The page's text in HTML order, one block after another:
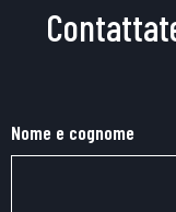
Nome e cognome